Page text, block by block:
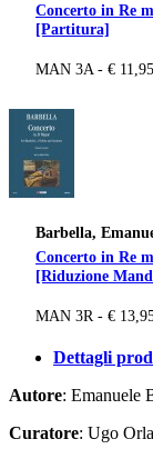
Concerto in Re
[Partitura]
MAN 3A - € 11,95
Barbella,
Concerto in Re
[Riduzione
MAN 3R - €
Dettagli
Autore: Emanuele
Curatore: Ugo